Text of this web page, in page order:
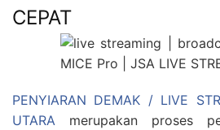
CEPAT
PENYIARAN DEMAK / LIVE
UTARA merupakan proses